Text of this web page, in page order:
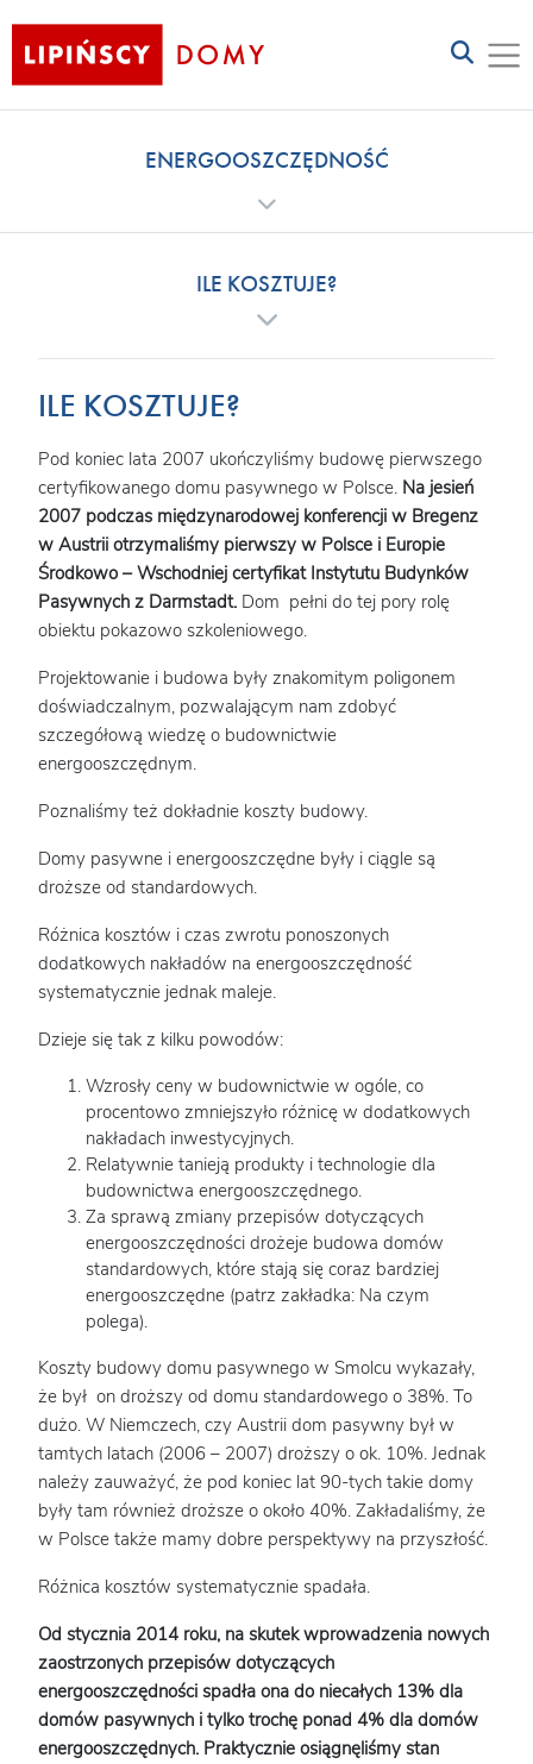
ENERGOOSZCZĘDNOŚĆ
ILE KOSZTUJE?
ILE KOSZTUJE?
Pod koniec lata 2007 ukończyliśmy budowę pierwszego
certyfikowanego domu pasywnego w Polsce. Na jesień
2007 podczas międzynarodowej konferencji w Bregenz
w Austrii otrzymaliśmy pierwszy w Polsce i Europie
Środkowo – Wschodniej certyfikat Instytutu Budynków
Pasywnych z Darmstadt. Dom pełni do tej pory rolę
obiektu pokazowo szkoleniowego.
Projektowanie i budowa były znakomitym poligonem
doświadczalnym, pozwalającym nam zdobyć
szczegółową wiedzę o budownictwie
energooszczędnym.
Poznaliśmy też dokładnie koszty budowy.
Domy pasywne i energooszczędne były i ciągle są
droższe od standardowych.
Różnica kosztów i czas zwrotu ponoszonych
dodatkowych nakładów na energooszczędność
systematycznie jednak maleje.
Dzieje się tak z kilku powodów:
Wzrosły ceny w budownictwie w ogóle, co
procentowo zmniejszyło różnicę w dodatkowych
nakładach inwestycyjnych.
Relatywnie tanieją produkty i technologie dla
budownictwa energooszczędnego.
Za sprawą zmiany przepisów dotyczących
energooszczędności drożeje budowa domów
standardowych, które stają się coraz bardziej
energooszczędne (patrz zakładka: Na czym
polega).
Koszty budowy domu pasywnego w Smolcu wykazały,
że był on droższy od domu standardowego o 38%. To
dużo. W Niemczech, czy Austrii dom pasywny był w
tamtych latach (2006 – 2007) droższy o ok. 10%. Jednak
należy zauważyć, że pod koniec lat 90-tych takie domy
były tam również droższe o około 40%. Zakładaliśmy, że
w Polsce także mamy dobre perspektywy na przyszłość.
Różnica kosztów systematycznie spadała.
Od stycznia 2014 roku, na skutek wprowadzenia nowych
zaostrzonych przepisów dotyczących
energooszczędności spadła ona do niecałych 13% dla
domów pasywnych i tylko trochę ponad 4% dla domów
energooszczędnych. Praktycznie osiągnęliśmy stan